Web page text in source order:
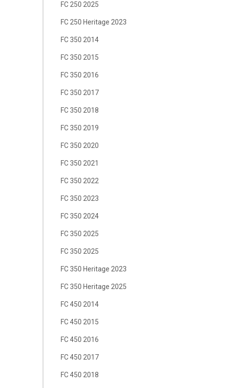
FC 250 2025
FC 250 Heritage 2023
FC 350 2014
FC 350 2015
FC 350 2016
FC 350 2017
FC 350 2018
FC 350 2019
FC 350 2020
FC 350 2021
FC 350 2022
FC 350 2023
FC 350 2024
FC 350 2025
FC 350 2025
FC 350 Heritage 2023
FC 350 Heritage 2025
FC 450 2014
FC 450 2015
FC 450 2016
FC 450 2017
FC 450 2018